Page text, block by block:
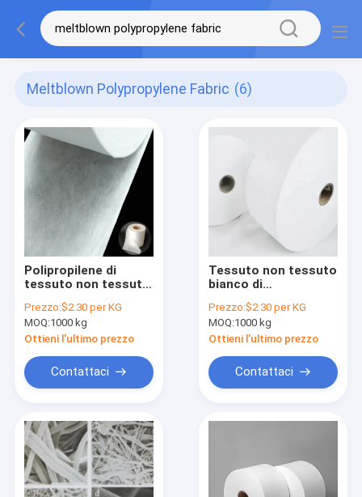
Meltblown Polypropylene Fabric (6)
Polipropilene di
tessuto non tessuto
prodotti igienici usa
e getta
Prezzo:$2.30 per KG
MOQ:1000 kg
Ottieni l'ultimo prezzo
Contattaci
Tessuto non tessuto
bianco di
Hepa filtro abito
chirurgico
Prezzo:$2.30 per KG
MOQ:1000 kg
Ottieni l'ultimo prezzo
Contattaci